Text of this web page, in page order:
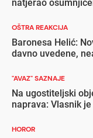
natjerao
OŠTRA REAKCIJA
Baronesa Helić:
davno uvedene,
"AVAZ" SAZNAJE
Na ugostiteljski
naprava:
HOROR